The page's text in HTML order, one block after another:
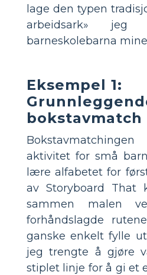
lage den typen
arbeidsark»
barneskolebarna
Eksempel 1:
bokstavmatch
aktivitet for små
lære alfabetet for
av Storyboard That
sammen malen
forhåndslagde
ganske enkelt fylle
jeg trengte å gjøre
stiplet linje for å gi et